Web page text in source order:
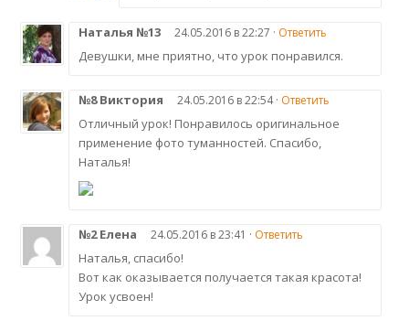
Наталья №13 24.05.2016 в 22:27 · Ответить
Девушки, мне приятно, что урок понравился.
№8 Виктория 24.05.2016 в 22:54 · Ответить
Отличный урок! Понравилось оригинальное
применение фото туманностей. Спасибо,
Наталья!
№2 Елена 24.05.2016 в 23:41 · Ответить
Наталья, спасибо!
Вот как оказывается получается такая красота!
Урок усвоен!